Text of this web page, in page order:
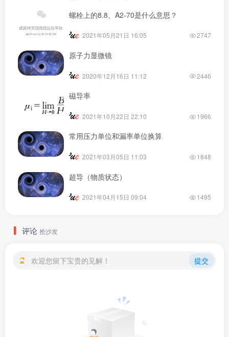
螺栓上的8.8、A2-70是什么意思？
2021年05月21日 16:05 2747
原子力显微镜
2020年12月16日 11:12 2446
磁导率
2021年10月22日 22:10 1966
常用压力单位和漏率单位换算
2021年03月05日 11:03 1848
超导（物质状态）
2021年04月15日 09:04 1495
评论 抢沙发
欢迎您留下宝贵的见解！ 提交